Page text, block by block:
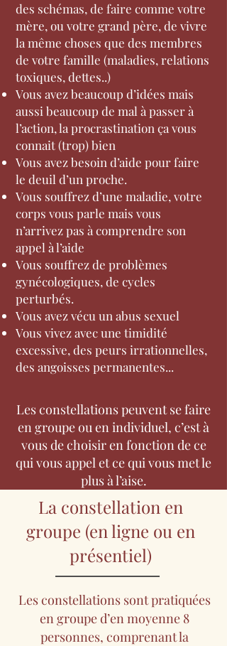
des schémas, de faire comme votre
mère, ou votre grand père, de vivre
la même choses que des membres
de votre famille (maladies, relations
toxiques, dettes..)
Vous avez beaucoup d’idées mais
aussi beaucoup de mal à passer à
l’action, la procrastination ça vous
connait (trop) bien
Vous avez besoin d’aide pour faire
le deuil d’un proche.
Vous souffrez d’une maladie, votre
corps vous parle mais vous
n’arrivez pas à comprendre son
appel à l’aide
Vous souffrez de problèmes
gynécologiques, de cycles
perturbés.
Vous avez vécu un abus sexuel
Vous vivez avec une timidité
excessive, des peurs irrationnelles,
des angoisses permanentes...
Les constellations peuvent se faire
en groupe ou en individuel, c’est à
vous de choisir en fonction de ce
qui vous appel et ce qui vous met le
plus à l’aise.
La constellation en
groupe (en ligne ou en
présentiel)
Les constellations sont pratiquées
en groupe d’en moyenne 8
personnes, comprenant la